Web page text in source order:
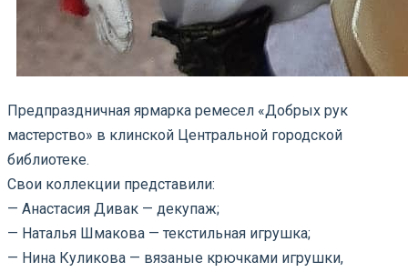
Предпраздничная ярмарка ремесел «Добрых рук
мастерство» в клинской Центральной городской
библиотеке.
Свои коллекции представили:
— Анастасия Дивак — декупаж;
— Наталья Шмакова — текстильная игрушка;
— Нина Куликова — вязаные крючками игрушки,